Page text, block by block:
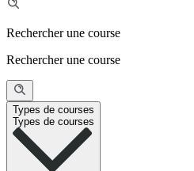
Rechercher une course
Rechercher une course
Types de courses
Types de courses